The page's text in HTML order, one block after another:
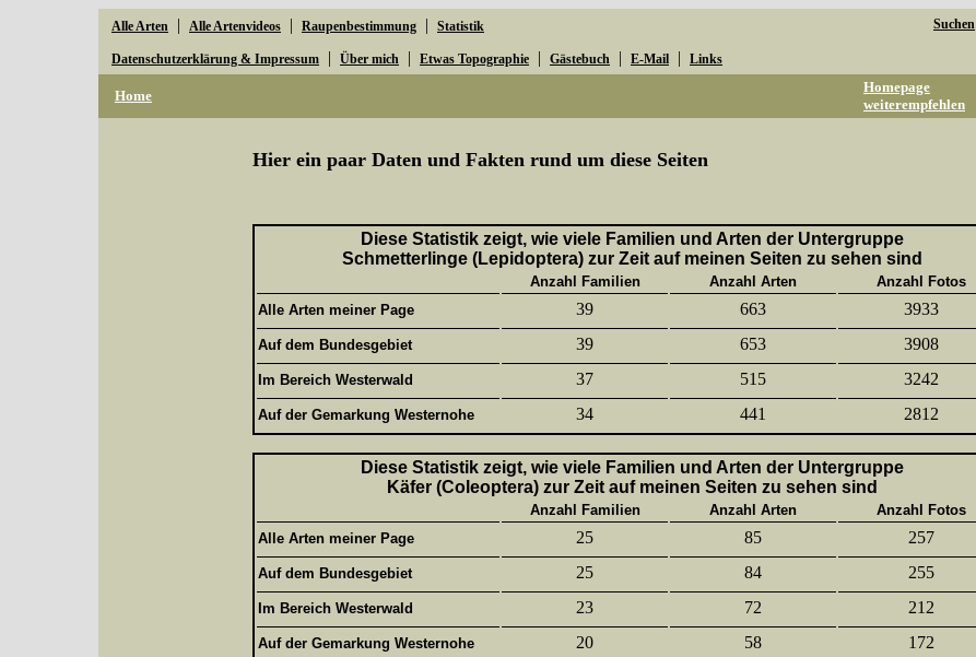
Alle Arten | Alle Artenvideos | Raupenbestimmung | Statistik Suchen
Datenschutzerklärung & Impressum | Über mich | Etwas Topographie | Gästebuch | E-Mail | Links
Home
Homepage
weiterempfehlen
Hier ein paar Daten und Fakten rund um diese Seiten
Diese Statistik zeigt, wie viele Familien und Arten der Untergruppe
Schmetterlinge (Lepidoptera) zur Zeit auf meinen Seiten zu sehen sind
Anzahl Familien Anzahl Arten
Anzahl Fotos
Alle Arten meiner Page
39 663 3933
Auf dem Bundesgebiet 39 653 3908
Im Bereich Westerwald 37 515 3242
Auf der Gemarkung Westernohe 34 441 2812
Diese Statistik zeigt, wie viele Familien und Arten der Untergruppe
Käfer (Coleoptera) zur Zeit auf meinen Seiten zu sehen sind
Anzahl Familien Anzahl Arten
Anzahl Fotos
Alle Arten meiner Page
25 85 257
Auf dem Bundesgebiet 25 84 255
Im Bereich Westerwald 23 72 212
Auf der Gemarkung Westernohe 20 58 172